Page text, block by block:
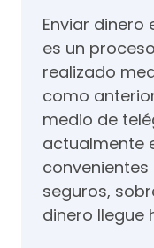
Enviar
es un
realizado
como
medio de
actualmente
seguros,
dinero llegue